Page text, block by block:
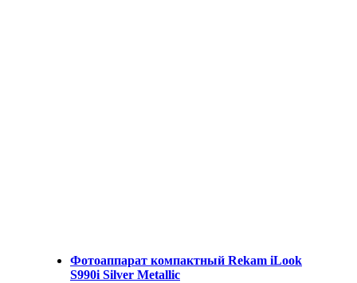
Фотоаппарат компактный Rekam iLook
S990i Silver Metallic